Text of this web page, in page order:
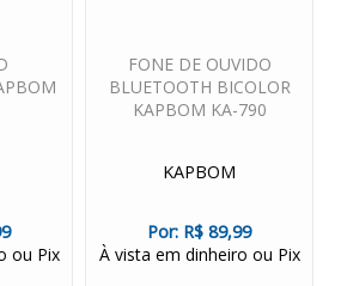
ou Pix
FONE DE OUVIDO
BLUETOOTH BICOLOR
KAPBOM KA-790
KAPBOM
Por: R$ 89,99
À vista em dinheiro ou Pix